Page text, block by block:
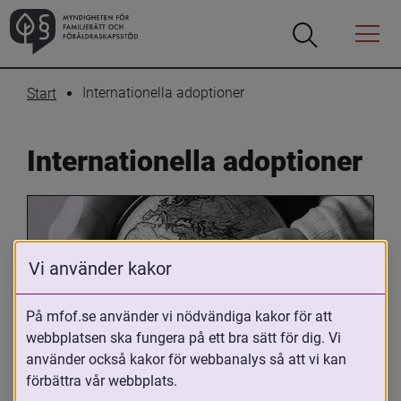
Öppna
Öppna
Menyn
Start Internationella adoptioner
Internationella adoptioner
Oavsett om du är adopterad,
adoptivförälder eller arbetar med
Vi använder kakor
På mfof.se använder vi nödvändiga kakor för att
webbplatsen ska fungera på ett bra sätt för dig. Vi
använder också kakor för webbanalys så att vi kan
förbättra vår webbplats.